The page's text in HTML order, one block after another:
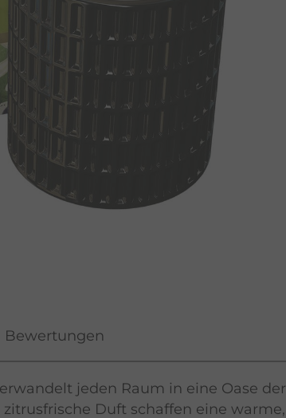
Bewertungen
jeden Raum in eine Oase der
Duft schaffen eine